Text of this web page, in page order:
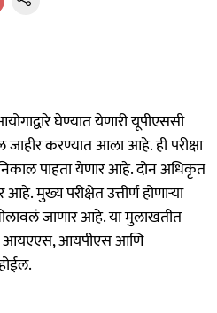
घेण्यात येणारी यूपीएससी
जाहीर करण्यात आला आहे. ही परीक्षा
पाहता येणार आहे. दोन अधिकृत
मुख्य परीक्षेत उत्तीर्ण होणाऱ्या
जाणार आहे. या मुलाखतीत
आयएएस, आयपीएस आणि